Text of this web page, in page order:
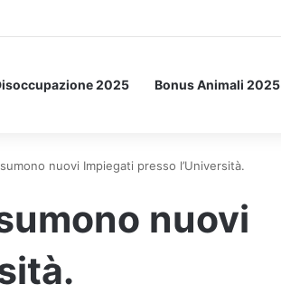
spaziale.
2025 Bonus Animali 2025
nuovi Impiegati presso l’Università.
nuovi